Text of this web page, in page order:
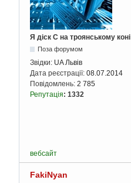
Я діск С на троянському коні
Поза форумом
Звідки: UA Львів
Дата реєстрації: 08.07.2014
Повідомлень: 2 785
Репутація: 1332
вебсайт
FakiNyan